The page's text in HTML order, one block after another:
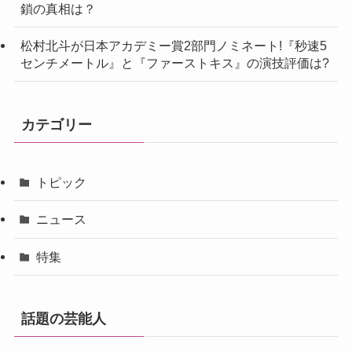
鎖の真相は？
松村北斗が日本アカデミー賞2部門ノミネート!『秒速5
センチメートル』と『ファーストキス』の演技評価は?
カテゴリー
トピック
ニュース
特集
話題の芸能人